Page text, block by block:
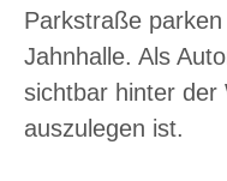
Parkstraße
Jahnhalle. Als
sichtbar hinter der
auszulegen ist.